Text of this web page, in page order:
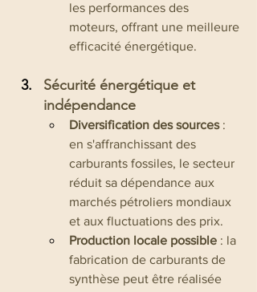
les performances des
moteurs, offrant une meilleure
efficacité énergétique.
Sécurité énergétique et
indépendance
Diversification des sources :
en s'affranchissant des
carburants fossiles, le secteur
réduit sa dépendance aux
marchés pétroliers mondiaux
et aux fluctuations des prix.
Production locale possible : la
fabrication de carburants de
synthèse peut être réalisée